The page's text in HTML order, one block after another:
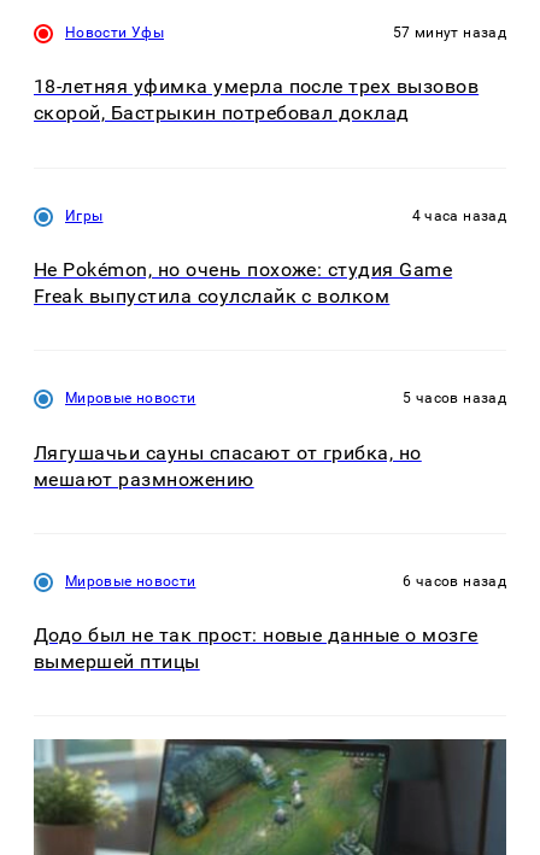
Новости Уфы 57 минут назад
18-летняя уфимка умерла после трех вызовов
скорой, Бастрыкин потребовал доклад
Игры 4 часа назад
Не Pokémon, но очень похоже: студия Game
Freak выпустила соулслайк с волком
Мировые новости 5 часов назад
Лягушачьи сауны спасают от грибка, но
мешают размножению
Мировые новости 6 часов назад
Додо был не так прост: новые данные о мозге
вымершей птицы